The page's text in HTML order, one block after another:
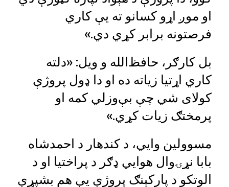
او موږ اړو کسانو ته یې کاري
فرصتونه برابر کړي دي.»
بل کارګر، حافظ‌الله و ویل: «دلته
کاري اړتیا زیاته ده او دا ډول پروژې
کولای شي چې بې‌وزلي کمه او
پرمختګ زیات کړي.»
مسوولین وایي، د کندهار د احمدشاه
بابا نړۍوال هوایي ډګر د پراختیا او د
الوتکو د پارکېنګ پروژې یې هم بشپړې